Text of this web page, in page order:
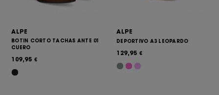
ALPE
BOTIN CORTO TACHAS ANTE 01
CUERO
109,95 €
ALPE
DEPORTIVO A3 LEOPARDO
129,95 €